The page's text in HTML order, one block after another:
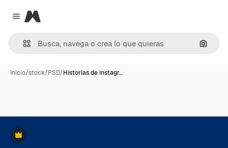
Close menu
Magnific
Inicio/stock/PSD/Historias de instagr…
Premium